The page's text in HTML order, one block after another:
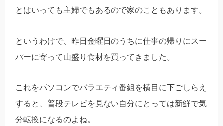
とはいっても主婦でもあるので家のこともあります。
というわけで、昨日金曜日のうちに仕事の帰りにスー
パーに寄って山盛り食材を買ってきました。
これをパソコンでバラエティ番組を横目に下ごしらえ
すると、普段テレビを見ない自分にとっては新鮮で気
分転換になるのよね。